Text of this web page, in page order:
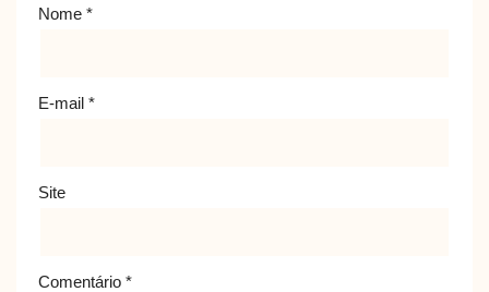
Nome *
E-mail *
Site
Comentário *